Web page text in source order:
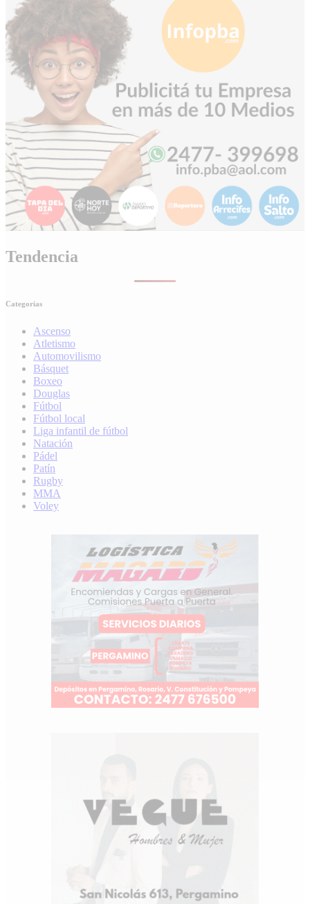
Tendencia
Categorias
Ascenso
Atletismo
Automovilismo
Básquet
Boxeo
Douglas
Fútbol
Fútbol local
Liga infantil de fútbol
Natación
Pádel
Patín
Rugby
MMA
Voley